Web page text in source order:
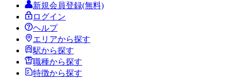
新規会員登録(無料)
ログイン
ヘルプ
エリアから探す
駅から探す
職種から探す
特徴から探す